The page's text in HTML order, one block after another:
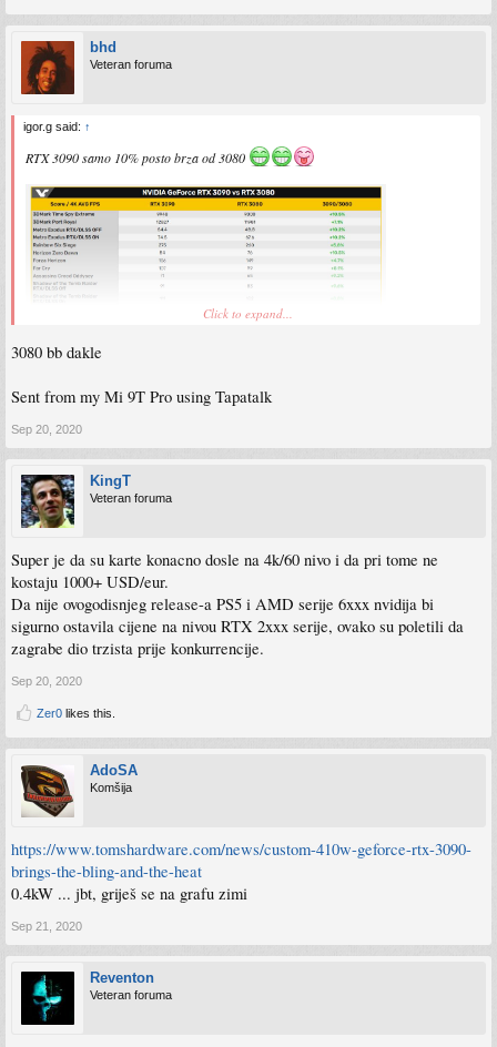
bhd
Veteran foruma
igor.g said: ↑
RTX 3090 samo 10% posto brza od 3080
Click to expand...
3080 bb dakle
Sent from my Mi 9T Pro using Tapatalk
Sep 20, 2020
KingT
Veteran foruma
Super je da su karte konacno dosle na 4k/60 nivo i da pri tome ne
kostaju 1000+ USD/eur.
Da nije ovogodisnjeg release-a PS5 i AMD serije 6xxx nvidija bi
sigurno ostavila cijene na nivou RTX 2xxx serije, ovako su poletili da
zagrabe dio trzista prije konkurrencije.
Sep 20, 2020
Zer0 likes this.
AdoSA
Komšija
https://www.tomshardware.com/news/custom-410w-geforce-rtx-3090-
brings-the-bling-and-the-heat
0.4kW ... jbt, griješ se na grafu zimi
Sep 21, 2020
Reventon
Veteran foruma